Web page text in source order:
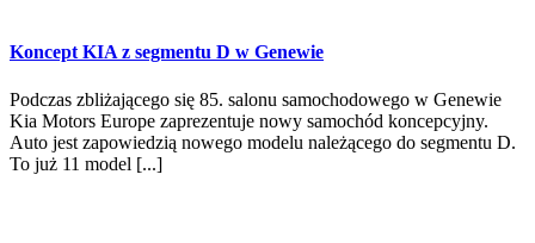
Koncept KIA z segmentu D w Genewie
Podczas zbliżającego się 85. salonu samochodowego w Genewie
Kia Motors Europe zaprezentuje nowy samochód koncepcyjny.
Auto jest zapowiedzią nowego modelu należącego do segmentu D.
To już 11 model [...]